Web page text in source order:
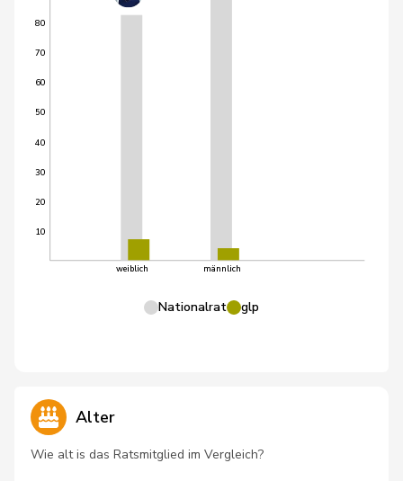
10
20
30
40
50
60
70
80
weiblich männlich
Nationalrat glp
Alter
Wie alt is das Ratsmitglied im Vergleich?